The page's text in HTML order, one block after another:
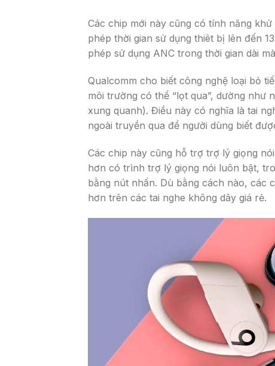
Các chip mới này cũng có tính năng
phép thời gian sử dụng thiêt bị lên đến
phép sử dụng ANC trong thời gian dài
Qualcomm cho biết công nghệ loại bỏ
môi trường có thể “lọt qua”, dường
xung quanh). Điều này có nghĩa là tai
ngoài truyền qua để người dùng biết
Các chip này cũng hỗ trợ trợ lý giọng
hơn có trình trợ lý giọng nói luôn bật,
bằng nút nhấn. Dù bằng cách nào, các
hơn trên các tai nghe không dây giá rẻ.